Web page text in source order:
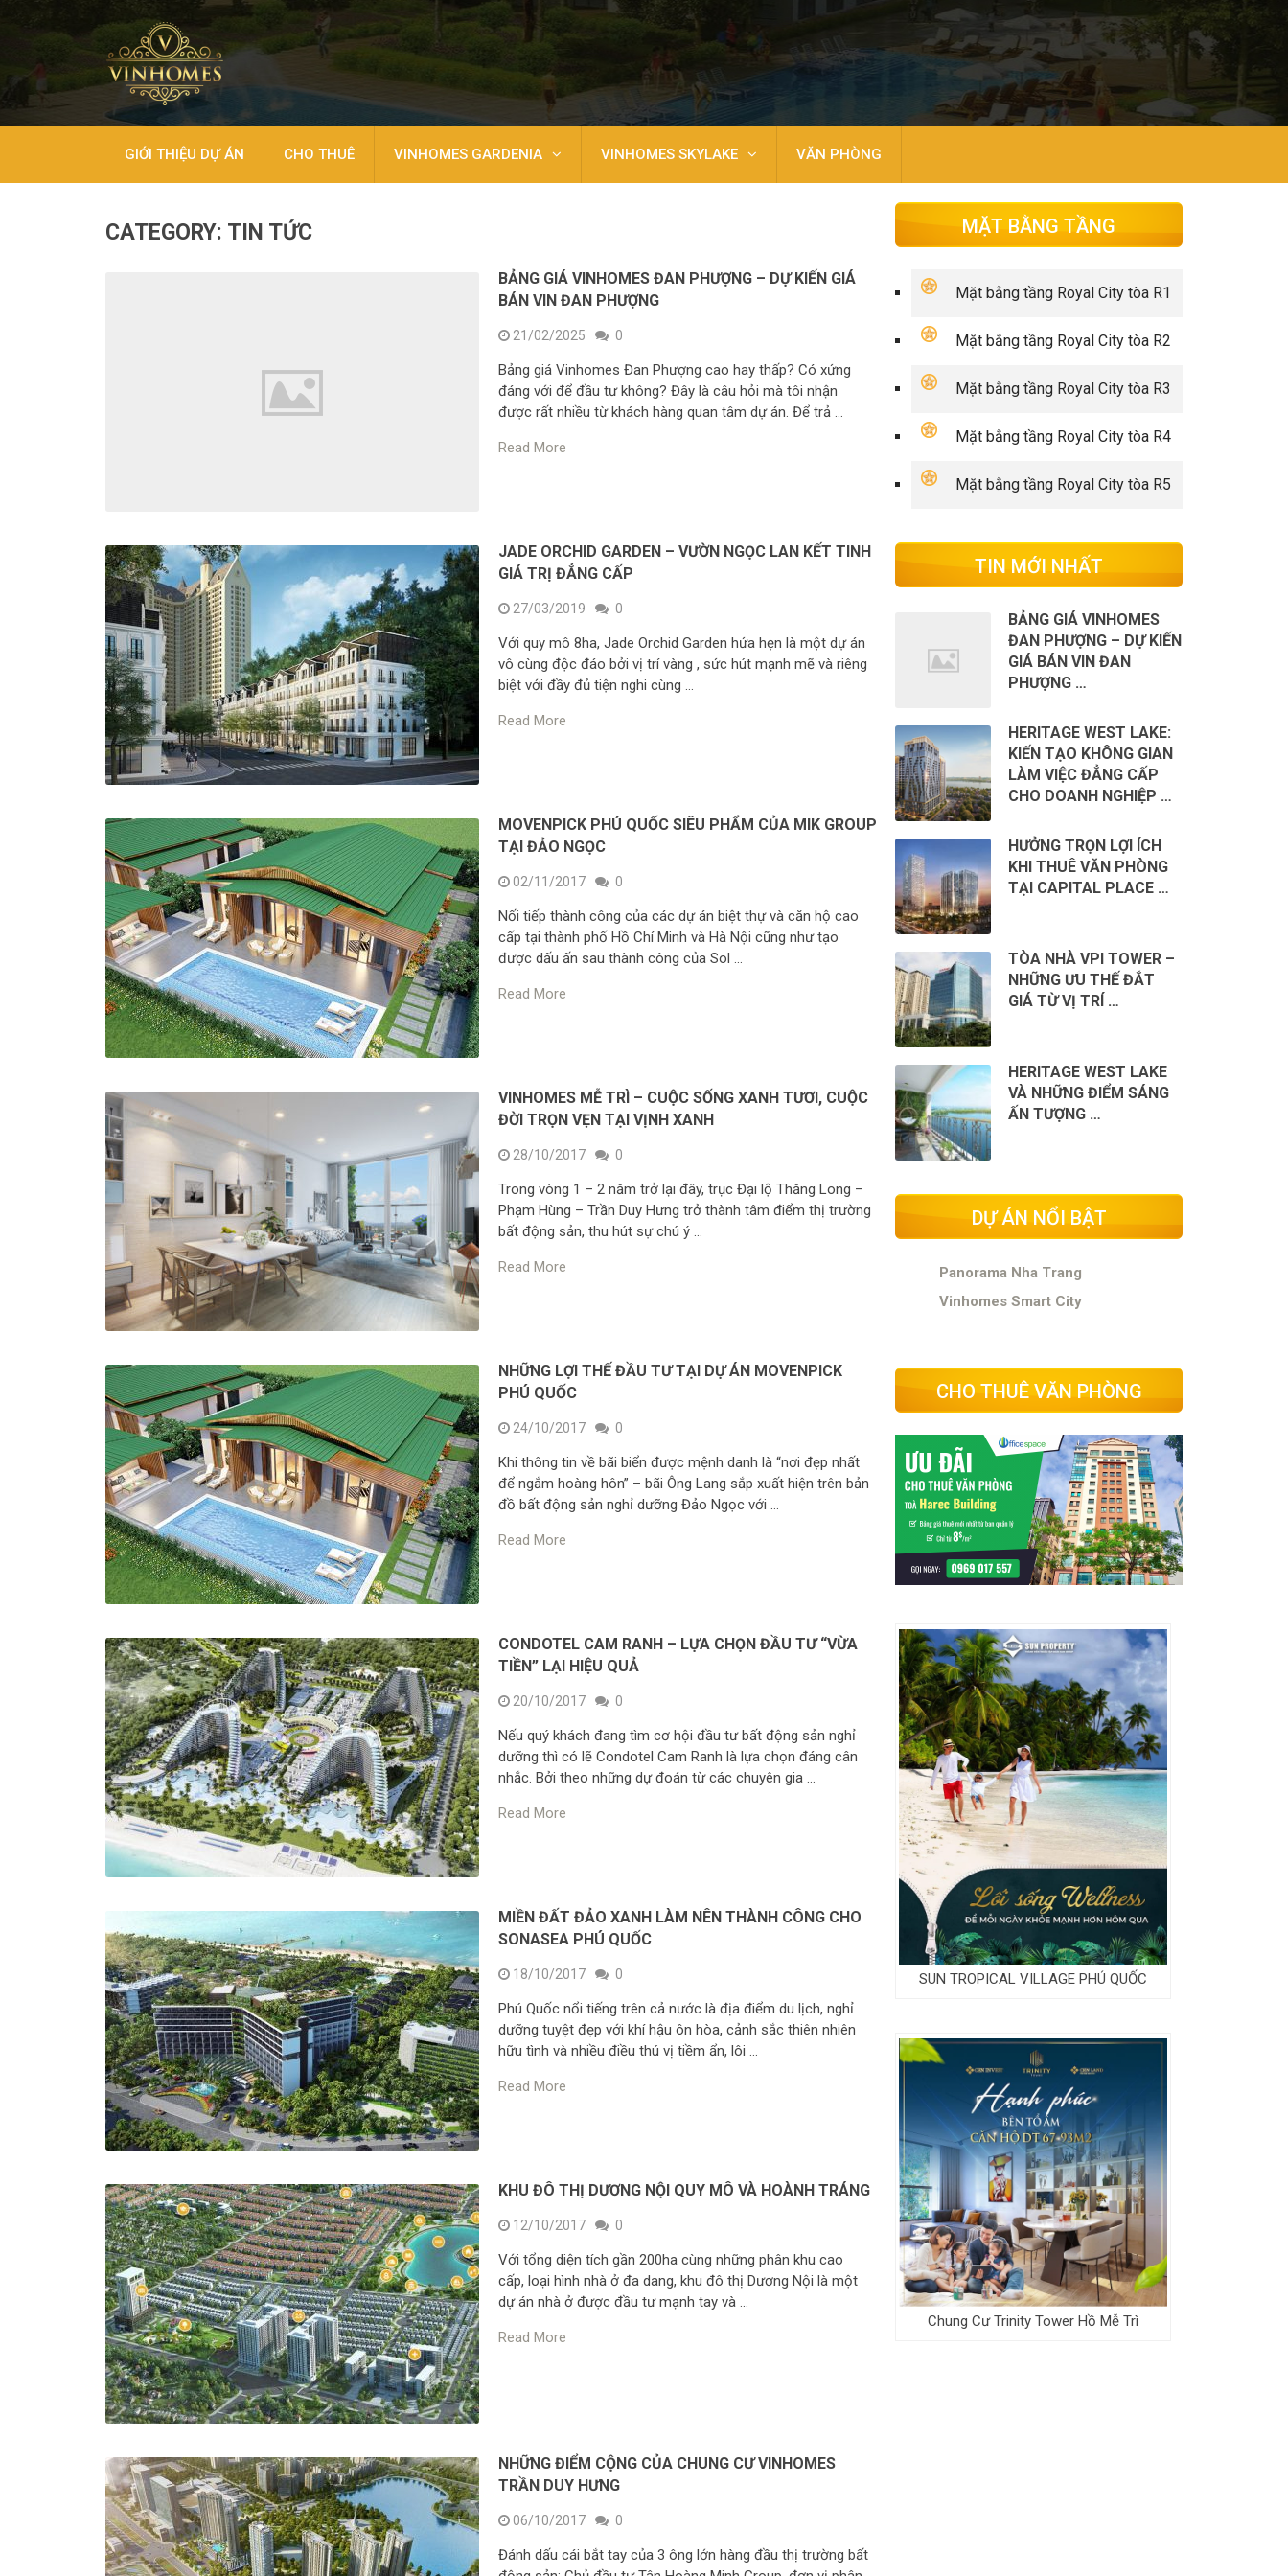
GIỚI THIỆU DỰ ÁN CHO THUÊ VINHOMES GARDENIA VINHOMES SKYLAKE VĂN PHÒNG
CATEGORY: TIN TỨC
BẢNG GIÁ VINHOMES ĐAN PHƯỢNG – DỰ KIẾN GIÁ
BÁN VIN ĐAN PHƯỢNG
21/02/2025 0
Bảng giá Vinhomes Đan Phượng cao hay thấp? Có xứng
đáng với để đầu tư không? Đây là câu hỏi mà tôi nhận
được rất nhiều từ khách hàng quan tâm dự án. Để trả …
Read More
JADE ORCHID GARDEN – VƯỜN NGỌC LAN KẾT TINH
GIÁ TRỊ ĐẲNG CẤP
27/03/2019 0
Với quy mô 8ha, Jade Orchid Garden hứa hẹn là một dự án
vô cùng độc đáo bởi vị trí vàng , sức hút mạnh mẽ và riêng
biệt với đầy đủ tiện nghi cùng …
Read More
MOVENPICK PHÚ QUỐC SIÊU PHẨM CỦA MIK GROUP
TẠI ĐẢO NGỌC
02/11/2017 0
Nối tiếp thành công của các dự án biệt thự và căn hộ cao
cấp tại thành phố Hồ Chí Minh và Hà Nội cũng như tạo
được dấu ấn sau thành công của Sol …
Read More
VINHOMES MỄ TRÌ – CUỘC SỐNG XANH TƯƠI, CUỘC
ĐỜI TRỌN VẸN TẠI VỊNH XANH
28/10/2017 0
Trong vòng 1 – 2 năm trở lại đây, trục Đại lộ Thăng Long –
Phạm Hùng – Trần Duy Hưng trở thành tâm điểm thị trường
bất động sản, thu hút sự chú ý …
Read More
NHỮNG LỢI THẾ ĐẦU TƯ TẠI DỰ ÁN MOVENPICK
PHÚ QUỐC
24/10/2017 0
Khi thông tin về bãi biển được mệnh danh là “nơi đẹp nhất
để ngắm hoàng hôn” – bãi Ông Lang sắp xuất hiện trên bản
đồ bất động sản nghỉ dưỡng Đảo Ngọc với …
Read More
CONDOTEL CAM RANH – LỰA CHỌN ĐẦU TƯ “VỪA
TIỀN” LẠI HIỆU QUẢ
20/10/2017 0
Nếu quý khách đang tìm cơ hội đầu tư bất động sản nghỉ
dưỡng thì có lẽ Condotel Cam Ranh là lựa chọn đáng cân
nhắc. Bởi theo những dự đoán từ các chuyên gia …
Read More
MIỀN ĐẤT ĐẢO XANH LÀM NÊN THÀNH CÔNG CHO
SONASEA PHÚ QUỐC
18/10/2017 0
Phú Quốc nổi tiếng trên cả nước là địa điểm du lịch, nghỉ
dưỡng tuyệt đẹp với khí hậu ôn hòa, cảnh sắc thiên nhiên
hữu tình và nhiều điều thú vị tiềm ẩn, lôi …
Read More
KHU ĐÔ THỊ DƯƠNG NỘI QUY MÔ VÀ HOÀNH TRÁNG
12/10/2017 0
Với tổng diện tích gần 200ha cùng những phân khu cao
cấp, loại hình nhà ở đa dang, khu đô thị Dương Nội là một
dự án nhà ở được đầu tư mạnh tay và …
Read More
NHỮNG ĐIỂM CỘNG CỦA CHUNG CƯ VINHOMES
TRẦN DUY HƯNG
06/10/2017 0
Đánh dấu cái bắt tay của 3 ông lớn hàng đầu thị trường bất
MẶT BẰNG TẦNG
Mặt bằng tầng Royal City tòa R1
Mặt bằng tầng Royal City tòa R2
Mặt bằng tầng Royal City tòa R3
Mặt bằng tầng Royal City tòa R4
Mặt bằng tầng Royal City tòa R5
TIN MỚI NHẤT
BẢNG GIÁ VINHOMES
ĐAN PHƯỢNG – DỰ KIẾN
GIÁ BÁN VIN ĐAN
PHƯỢNG …
HERITAGE WEST LAKE:
KIẾN TẠO KHÔNG GIAN
LÀM VIỆC ĐẲNG CẤP
CHO DOANH NGHIỆP …
HƯỞNG TRỌN LỢI ÍCH
KHI THUÊ VĂN PHÒNG
TẠI CAPITAL PLACE …
TÒA NHÀ VPI TOWER –
NHỮNG ƯU THẾ ĐẮT
GIÁ TỪ VỊ TRÍ …
HERITAGE WEST LAKE
VÀ NHỮNG ĐIỂM SÁNG
ẤN TƯỢNG …
DỰ ÁN NỔI BẬT
Panorama Nha Trang
Vinhomes Smart City
CHO THUÊ VĂN PHÒNG
SUN TROPICAL VILLAGE PHÚ QUỐC
Chung Cư Trinity Tower Hồ Mễ Trì